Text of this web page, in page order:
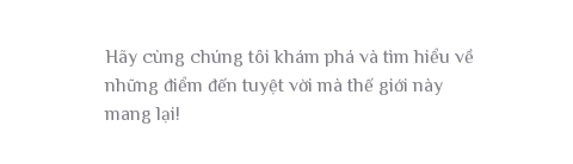
Hãy cùng chúng tôi khám phá và tìm hiểu về
những điểm đến tuyệt vời mà thế giới này
mang lại!